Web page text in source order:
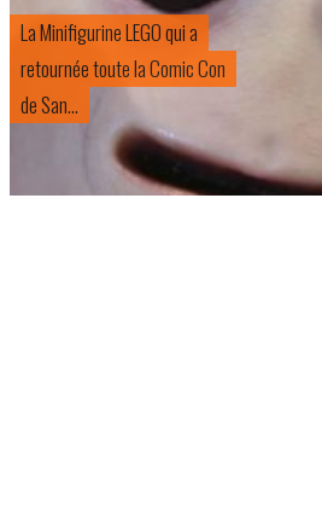
La Minifigurine LEGO qui a
retournée toute la Comic Con
de San...